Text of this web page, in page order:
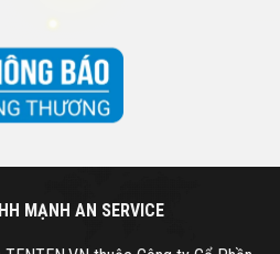
MẠNH AN SERVICE